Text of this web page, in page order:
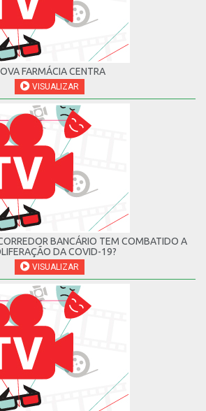
FARMÁCIA CENTRA
VISUALIZAR
BANCÁRIO TEM COMBATIDO A
DA COVID-19?
VISUALIZAR